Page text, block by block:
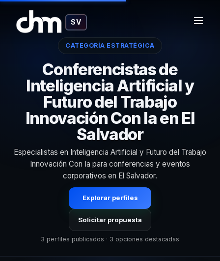
SV
CATEGORÍA ESTRATÉGICA
Conferencistas de
Inteligencia Artificial y
Futuro del Trabajo
Innovación Con Ia en El
Salvador
Especialistas en Inteligencia Artificial y Futuro del Trabajo
Innovación Con Ia para conferencias y eventos
corporativos en El Salvador.
Explorar perfiles
Solicitar propuesta
3 perfiles publicados · 3 opciones destacadas